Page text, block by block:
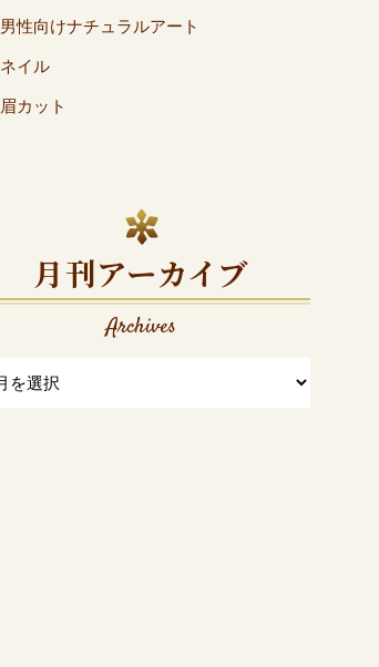
男性向けナチュラルアート
ネイル
眉カット
月刊アーカイブ
Archives